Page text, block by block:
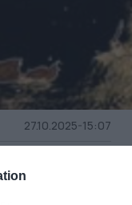
27.10.2025-15:07